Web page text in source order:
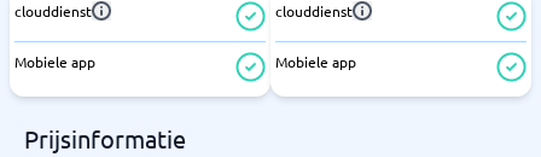
clouddienst
Mobiele app
clouddienst
Mobiele app
Prijsinformatie